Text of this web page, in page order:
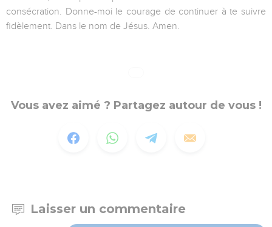
consécration. Donne-moi le courage de continuer à te suivre
fidèlement. Dans le nom de Jésus. Amen.
Vous avez aimé ? Partagez autour de vous !
Laisser un commentaire